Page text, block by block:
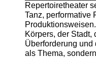
Repertoiretheater
Tanz, performative
Körpers, der Stadt,
Überforderung
als Thema,